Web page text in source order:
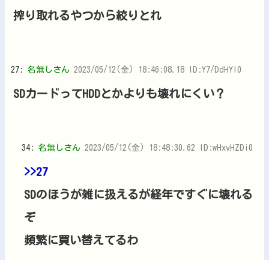
搾り取れるやつから絞りとれ
27: 名無しさん 2023/05/12(金) 18:46:08.18 ID:Y7/DdHYI0
SDカードってHDDとかよりも壊れにくい？
34: 名無しさん 2023/05/12(金) 18:48:30.62 ID:wHxvHZDi0
>>27
SDのほうが雑に扱えるが経年ですぐに壊れる
ぞ
頻繁に買い替えてるわ